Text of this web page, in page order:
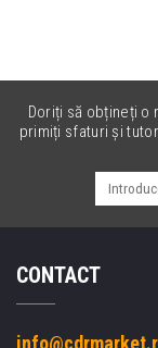
Doriți să obțineți o
primiți sfaturi și
CONTACT